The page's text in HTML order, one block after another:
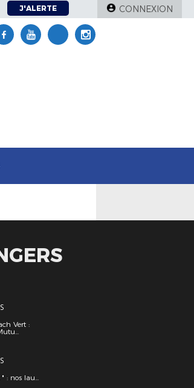
J'ALERTE CONNEXION
Vert :
" : nos lau...